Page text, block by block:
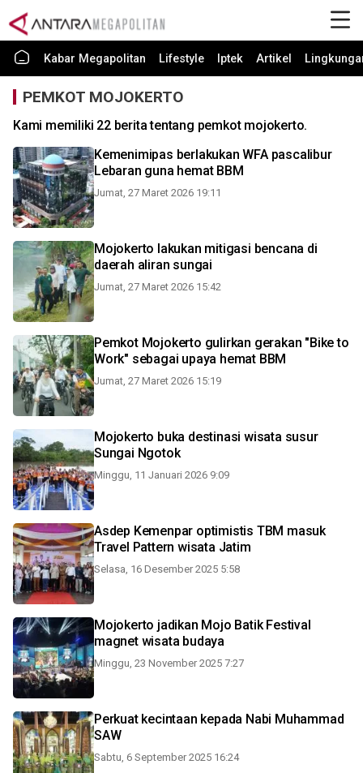
Kabar Megapolitan Lifestyle Iptek Artikel
PEMKOT MOJOKERTO
Kami memiliki 22 berita tentang pemkot mojokerto.
Kemenimipas berlakukan WFA pascalibur
Lebaran guna hemat BBM
Jumat, 27 Maret 2026 19:11
Mojokerto lakukan mitigasi bencana di
daerah aliran sungai
Jumat, 27 Maret 2026 15:42
Pemkot Mojokerto gulirkan gerakan "Bike to
Work" sebagai upaya hemat BBM
Jumat, 27 Maret 2026 15:19
Mojokerto buka destinasi wisata susur
Sungai Ngotok
Minggu, 11 Januari 2026 9:09
Asdep Kemenpar optimistis TBM masuk
Travel Pattern wisata Jatim
Selasa, 16 Desember 2025 5:58
Mojokerto jadikan Mojo Batik Festival
magnet wisata budaya
Minggu, 23 November 2025 7:27
Perkuat kecintaan kepada Nabi Muhammad
SAW
Sabtu, 6 September 2025 16:24